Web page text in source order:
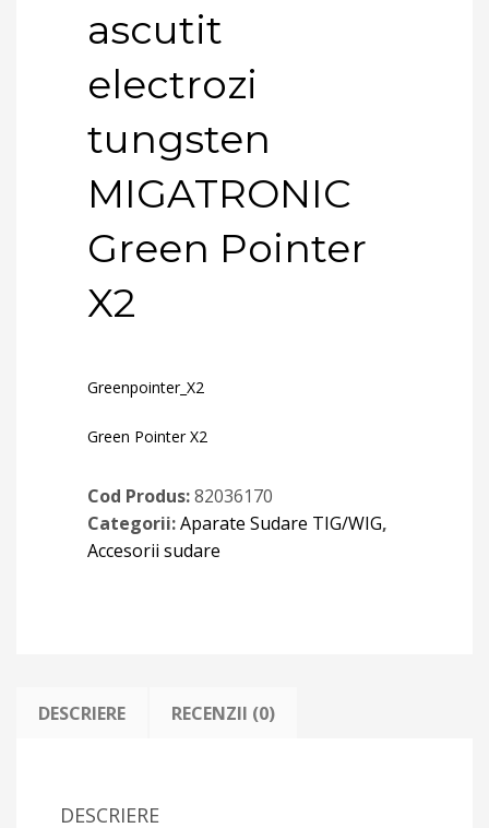
ascutit
electrozi
tungsten
MIGATRONIC
Green Pointer
X2
Greenpointer_X2
Green Pointer X2
Cod Produs:82036170
Categorii:Aparate Sudare TIG/WIG,
Accesorii sudare
DESCRIERE RECENZII (0)
DESCRIERE